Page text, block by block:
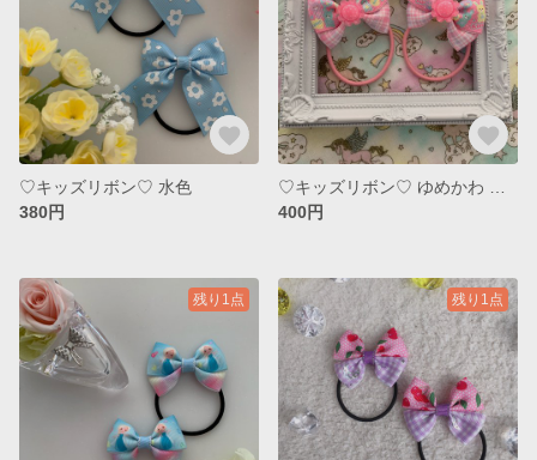
♡キッズリボン♡ 水色
380円
400円
残り1点 残り1点